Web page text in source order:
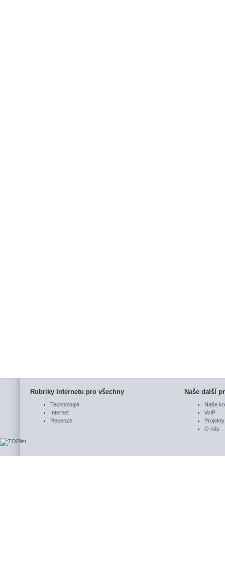
Rubriky Internetu pro všechny
Technologie
Internet
Recenze
Naše další
Naše
VoIP
Projekty
O nás